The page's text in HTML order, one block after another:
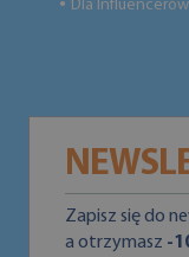
● Dla Influencerów
Zapisz się do
a otrzymasz -